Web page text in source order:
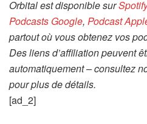
Orbital est disponible surSpotify
Podcasts Google, Podcast
partout où vous obtenez vos
Des liens d’affiliation peuvent
automatiquement – consultez
pour plus de détails.
[ad_2]